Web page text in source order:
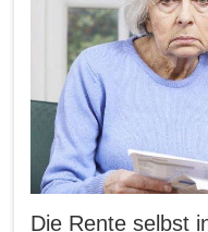
Die Rente selbst